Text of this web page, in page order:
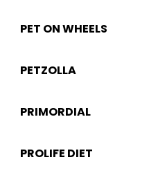
PET ON WHEELS
PETZOLLA
PRIMORDIAL
PROLIFE DIET